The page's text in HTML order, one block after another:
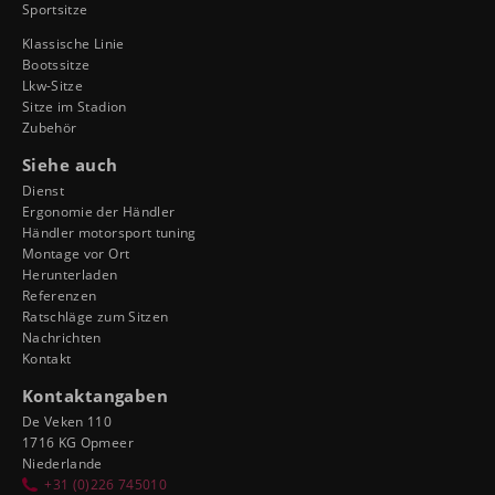
Sportsitze
Klassische Linie
Bootssitze
Lkw-Sitze
Sitze im Stadion
Zubehör
Siehe auch
Dienst
Ergonomie der Händler
Händler motorsport tuning
Montage vor Ort
Herunterladen
Referenzen
Ratschläge zum Sitzen
Nachrichten
Kontakt
Kontaktangaben
De Veken 110
1716 KG Opmeer
Niederlande
+31 (0)226 745010